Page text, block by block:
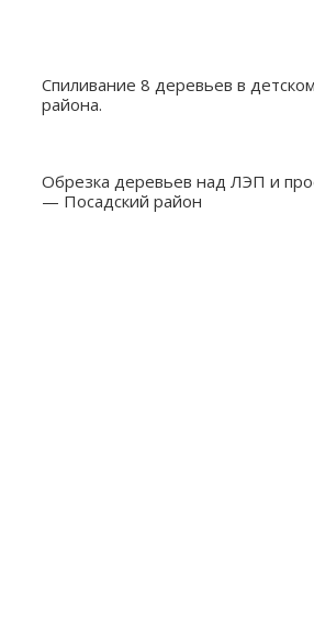
Спиливание 8 деревьев в
района.
Обрезка деревьев над ЛЭП и
— Посадский район